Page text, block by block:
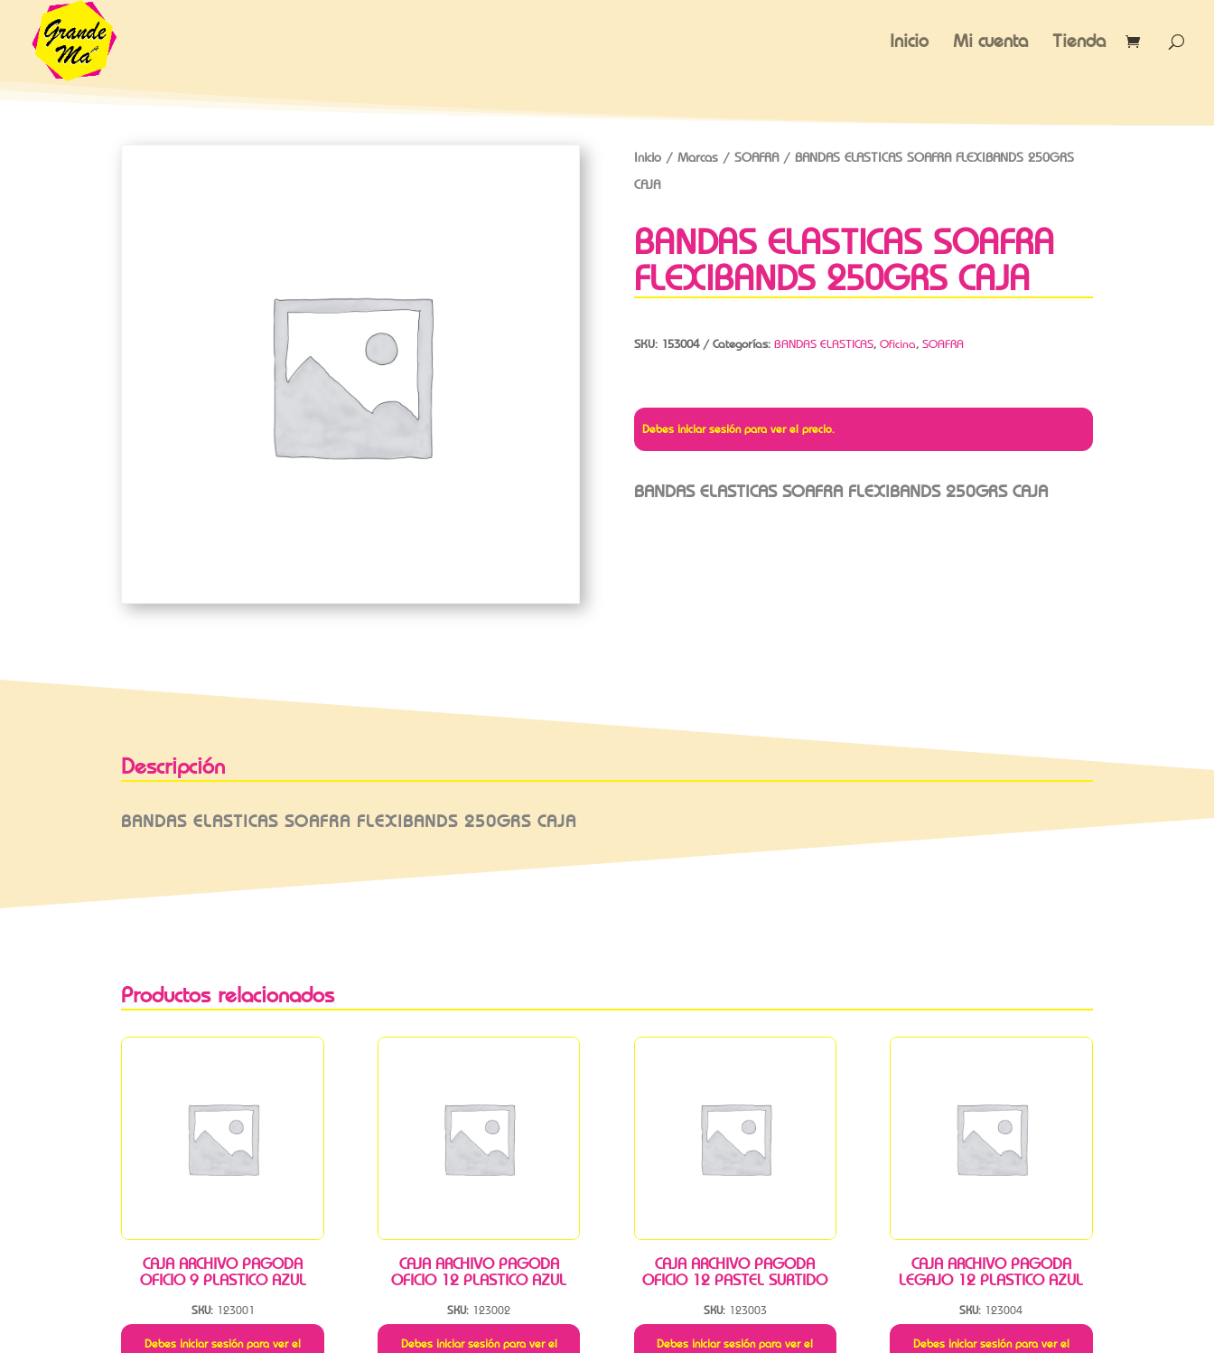
Inicio Mi cuenta Tienda
Inicio/ Marcas/ SOAFRA/ BANDAS ELASTICAS SOAFRA FLEXIBANDS 250GRS
CAJA
BANDAS ELASTICAS SOAFRA
FLEXIBANDS 250GRS CAJA
SKU: 153004 Categorías: BANDAS ELASTICAS, Oficina, SOAFRA
Debes iniciar sesión para ver el precio.
BANDAS ELASTICAS SOAFRA FLEXIBANDS 250GRS CAJA
Descripción
BANDAS ELASTICAS SOAFRA FLEXIBANDS 250GRS CAJA
Productos relacionados
CAJA ARCHIVO PAGODA
OFICIO 9 PLASTICO AZUL
SKU: 123001
Debes iniciar sesión para ver el
CAJA ARCHIVO PAGODA
OFICIO 12 PLASTICO AZUL
SKU: 123002
Debes iniciar sesión para ver el
CAJA ARCHIVO PAGODA
OFICIO 12 PASTEL SURTIDO
SKU: 123003
Debes iniciar sesión para ver el
CAJA ARCHIVO PAGODA
LEGAJO 12 PLASTICO AZUL
SKU: 123004
Debes iniciar sesión para ver el